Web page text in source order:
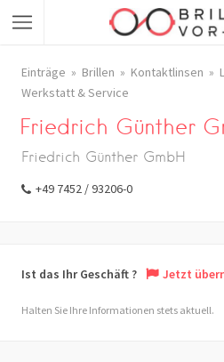
Einträge Brillen Kontaktlinsen
Werkstatt & Service
Friedrich Günther
Friedrich Günther GmbH
+49 7452 / 93206-0
Ist das Ihr Geschäft ? Jetzt
Halten Sie Ihre Informationen stets aktuell.